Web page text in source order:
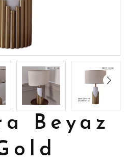
Beyaz